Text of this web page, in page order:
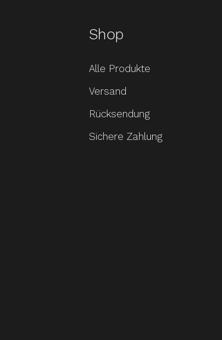
Shop
Alle Produkte
Versand
Rücksendung
Sichere Zahlung